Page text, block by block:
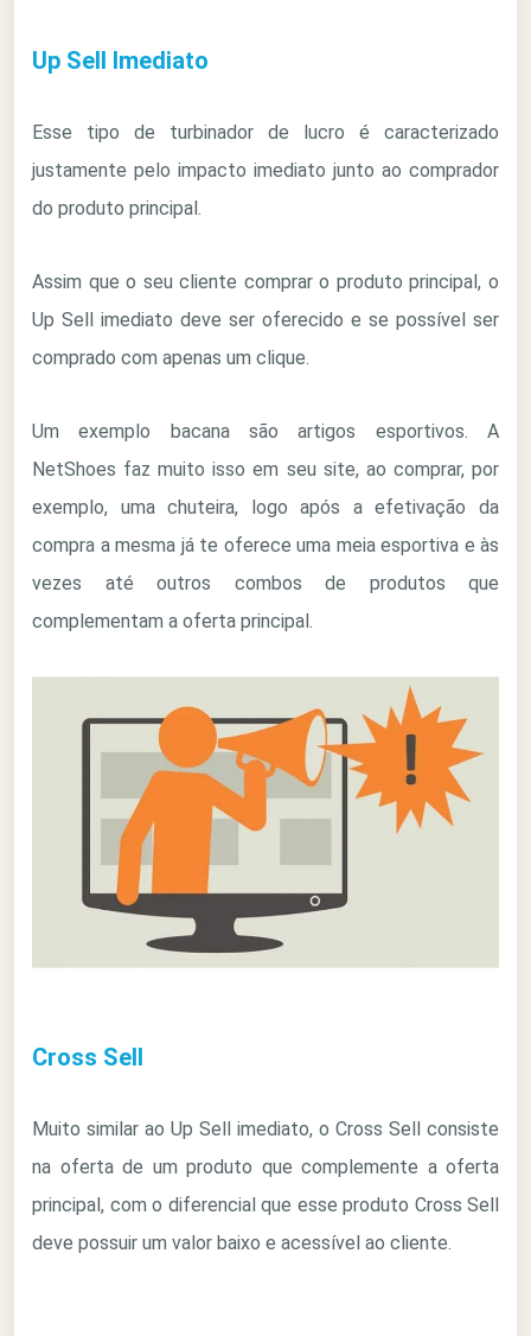
Up Sell Imediato
Esse tipo de turbinador de lucro é caracterizado
justamente pelo impacto imediato junto ao comprador
do produto principal.
Assim que o seu cliente comprar o produto principal, o
Up Sell imediato deve ser oferecido e se possível ser
comprado com apenas um clique.
Um exemplo bacana são artigos esportivos. A
NetShoes faz muito isso em seu site, ao comprar, por
exemplo, uma chuteira, logo após a efetivação da
compra a mesma já te oferece uma meia esportiva e às
vezes até outros combos de produtos que
complementam a oferta principal.
Cross Sell
Muito similar ao Up Sell imediato, o Cross Sell consiste
na oferta de um produto que complemente a oferta
principal, com o diferencial que esse produto Cross Sell
deve possuir um valor baixo e acessível ao cliente.